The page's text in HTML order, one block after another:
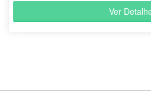
Ver